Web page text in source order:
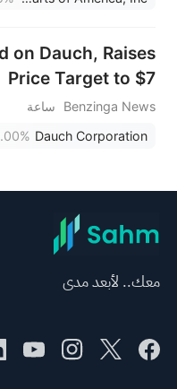
on Dauch, Raises
Price Target to $7
Benzinga News
ساعة
Dauch Corporation
معك.. لأبعد مدى